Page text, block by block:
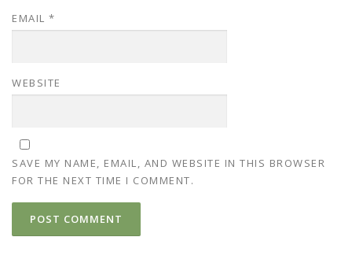
EMAIL *
WEBSITE
SAVE MY NAME, EMAIL, AND WEBSITE IN THIS BROWSER
FOR THE NEXT TIME I COMMENT.